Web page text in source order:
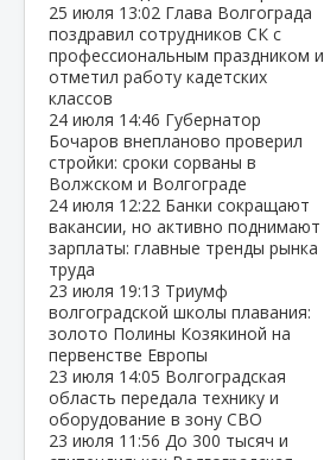
25 июля 13:02 Глава Волгограда
поздравил сотрудников СК с
профессиональным праздником и
отметил работу кадетских
классов
24 июля 14:46 Губернатор
Бочаров внепланово проверил
стройки: сроки сорваны в
Волжском и Волгограде
24 июля 12:22 Банки сокращают
вакансии, но активно поднимают
зарплаты: главные тренды рынка
труда
23 июля 19:13 Триумф
волгоградской школы плавания:
золото Полины Козякиной на
первенстве Европы
23 июля 14:05 Волгоградская
область передала технику и
оборудование в зону СВО
23 июля 11:56 До 300 тысяч и